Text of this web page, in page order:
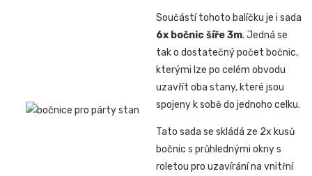
Součástí tohoto balíčku je i sada
6x bočnic šíře 3m. Jedná se
tak o dostatečný počet bočnic,
kterými lze po celém obvodu
uzavřít oba stany, které jsou
spojeny k sobě do jednoho celku.
Tato sada se skládá ze 2x kusů
bočnic s průhlednými okny s
roletou pro uzavírání na vnitřní